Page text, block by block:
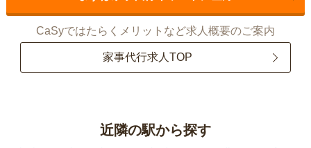
CaSyではたらくメリットなど求人概要のご案内
家事代行求人TOP
近隣の駅から探す